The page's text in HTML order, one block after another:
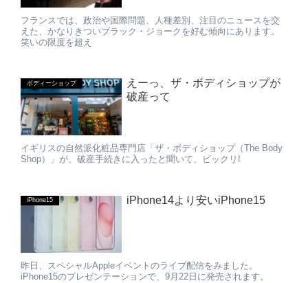
フランスでは、政治や国際問題、人種差別、注目のニュースを交
えた、かなりきついブラック・ジョークを好む傾向にあります。
笑いの限度を超え
ボディーショップ
えーっ、ザ・ボディショップが
破産って
イギリスの自然派化粧品専門店「ザ・ボディショップ（The Body
Shop）」が、破産手続きに入ったと聞いて、ビックリ!
iPhone15 iPhone14より安いiPhone15
昨日、スペシャルAppleイベントのライブ配信をみました。
iPhone15のプレゼンテーションで、9月22日に発売されます。